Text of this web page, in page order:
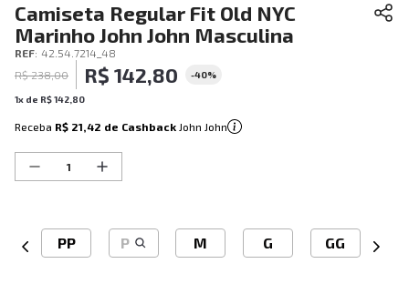
Camiseta Regular Fit Old NYC
Marinho John John Masculina
REF: 42.54.7214_48
R$ 238,00 R$ 142,80 -40%
1x de R$142 80
Receba R$ 21,42 de Cashback John John
PP P M G GG